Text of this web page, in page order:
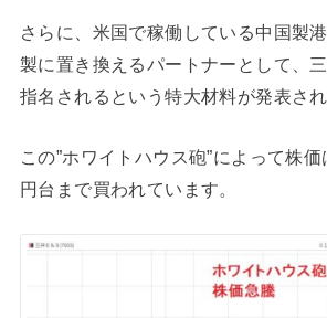
さらに、米国で稼働している中国製
製に置き換えるパートナーとして、
指名されるという特大材料が発表され
この”ホワイトハウス砲”によって株
円台まで買われています。